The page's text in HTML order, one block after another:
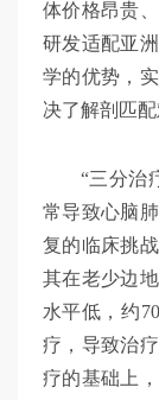
体价格昂贵
研发适配亚
学的优势，
决了解剖匹
“三分治
常导致心脑
复的临床挑
其在老少边
水平低，约
疗，导致治
疗的基础上